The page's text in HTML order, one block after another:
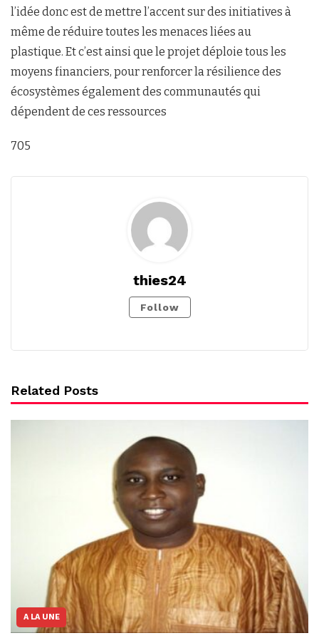
l’idée donc est de mettre l’accent sur des initiatives à
même de réduire toutes les menaces liées au
plastique. Et c’est ainsi que le projet déploie tous les
moyens financiers, pour renforcer la résilience des
écosystèmes également des communautés qui
dépendent de ces ressources
705
thies24
Follow
Related Posts
A LA UNE